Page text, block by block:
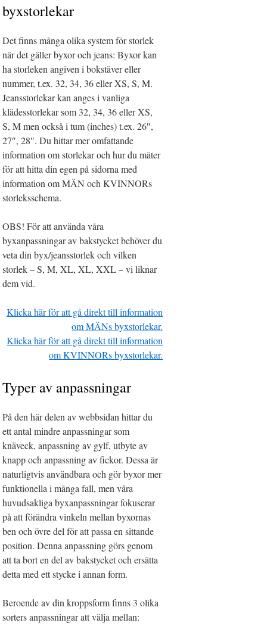
byxstorlekar
Det finns många olika system för storlek
när det gäller byxor och jeans: Byxor kan
ha storleken angiven i bokstäver eller
nummer, t.ex. 32, 34, 36 eller XS, S, M.
Jeansstorlekar kan anges i vanliga
klädesstorlekar som 32, 34, 36 eller XS,
S, M men också i tum (inches) t.ex. 26″,
27″, 28″. Du hittar mer omfattande
information om storlekar och hur du mäter
för att hitta din egen på sidorna med
information om MÄN och KVINNORs
storleksschema.
OBS! För att använda våra
byxanpassningar av bakstycket behöver du
veta din byx/jeansstorlek och vilken
storlek – S, M, XL, XL, XXL – vi liknar
dem vid.
Klicka här för att gå direkt till information
om MÄNs byxstorlekar.
Klicka här för att gå direkt till information
om KVINNORs byxstorlekar.
Typer av anpassningar
På den här delen av webbsidan hittar du
ett antal mindre anpassningar som
knäveck, anpassning av gylf, utbyte av
knapp och anpassning av fickor. Dessa är
naturligtvis användbara och gör byxor mer
funktionella i många fall, men våra
huvudsakliga byxanpassningar fokuserar
på att förändra vinkeln mellan byxornas
ben och övre del för att passa en sittande
position. Denna anpassning görs genom
att ta bort en del av bakstycket och ersätta
detta med ett stycke i annan form.
Beroende av din kroppsform finns 3 olika
sorters anpassningar att välja mellan: